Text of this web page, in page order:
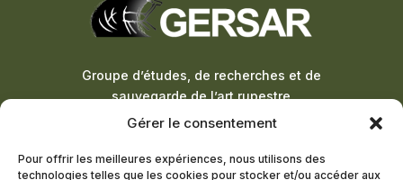
Gérer le consentement
Pour offrir les meilleures expériences, nous utilisons des
technologies telles que les cookies pour stocker et/ou accéder aux
Groupe d’études, de recherches et de
sauvegarde de l’art rupestre
D’INFORMATION